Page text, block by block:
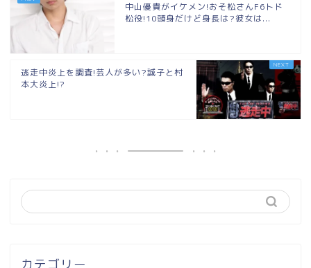
中山優貴がイケメン!おそ松さんF6トド
松役!10頭身だけど身長は?彼女は...
逃走中炎上を調査!芸人が多い?誠子と村
本大炎上!?
カテゴリー